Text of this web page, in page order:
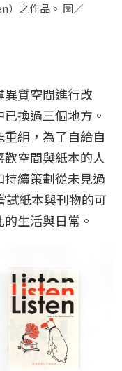
）之作品。 圖／
質空間進行改
換過三個地方。
組，為了自給自
空間與紙本的人
續策劃從未見過
試紙本與刊物的可
生活與日常。